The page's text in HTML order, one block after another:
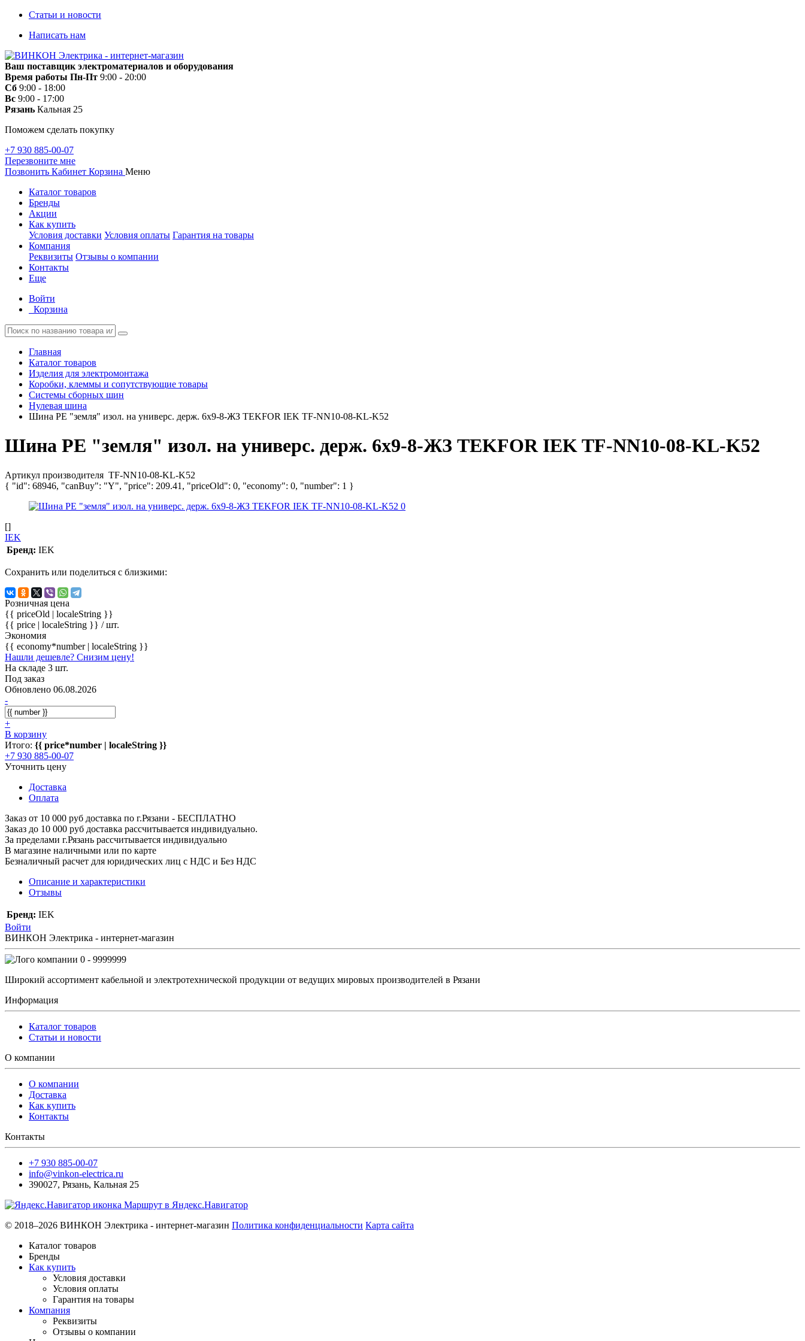
Статьи и новости
Написать нам
Ваш поставщик электроматериалов и оборудования
Время работы Пн-Пт 9:00 - 20:00
Сб 9:00 - 18:00
Вс 9:00 - 17:00
Рязань Кальная 25
Поможем сделать покупку
+7 930 885-00-07
Перезвоните мне
Позвонить Кабинет Корзина Меню
Каталог товаров
Бренды
Акции
Как купить
Условия доставки Условия оплаты Гарантия на товары
Компания
Реквизиты Отзывы о компании
Контакты
Еще
Войти
Корзина
Главная
Каталог товаров
Изделия для электромонтажа
Коробки, клеммы и сопутствующие товары
Системы сборных шин
Нулевая шина
Шина PE "земля" изол. на универс. держ. 6х9-8-ЖЗ TEKFOR IEK TF-NN10-08-KL-K52
Шина PE "земля" изол. на универс. держ. 6х9-8-ЖЗ TEKFOR IEK TF-NN10-08-KL-K52
Артикул производителя TF-NN10-08-KL-K52
{ "id": 68946, "canBuy": "Y", "price": 209.41, "priceOld": 0, "economy": 0, "number": 1 }
[]
IEK
Бренд: IEK
Сохранить или поделиться с близкими:
Розничная цена
{{ priceOld | localeString }}
{{ price | localeString }} / шт.
Экономия
{{ economy*number | localeString }}
Нашли дешевле? Снизим цену!
На складе 3 шт.
Под заказ
Обновлено 06.08.2026
-
+
В корзину
Итого: {{ price*number | localeString }}
+7 930 885-00-07
Уточнить цену
Доставка
Оплата
Заказ от 10 000 руб доставка по г.Рязани - БЕСПЛАТНО
Заказ до 10 000 руб доставка рассчитывается индивидуально.
За пределами г.Рязань рассчитывается индивидуально
В магазине наличными или по карте
Безналичный расчет для юридических лиц с НДС и Без НДС
Описание и характеристики
Отзывы
Бренд: IEK
Войти
ВИНКОН Электрика - интернет-магазин
0 - 9999999
Широкий ассортимент кабельной и электротехнической продукции от ведущих мировых производителей в Рязани
Информация
Каталог товаров
Статьи и новости
О компании
О компании
Доставка
Как купить
Контакты
Контакты
+7 930 885-00-07
info@vinkon-electrica.ru
390027, Рязань, Кальная 25
Маршрут в Яндекс.Навигатор
© 2018–2026 ВИНКОН Электрика - интернет-магазин Политика конфиденциальности Карта сайта
Каталог товаров
Бренды
Как купить
Условия доставки
Условия оплаты
Гарантия на товары
Компания
Реквизиты
Отзывы о компании